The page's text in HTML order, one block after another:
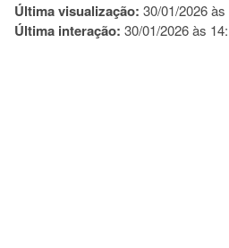
Última visualização: 30/01/2026 às
Última interação: 30/01/2026 às